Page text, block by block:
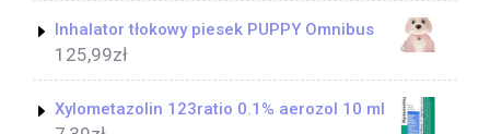
Inhalator tłokowy piesek PUPPY Omnibus
125,99zł
Xylometazolin 123ratio 0.1% aerozol 10 ml